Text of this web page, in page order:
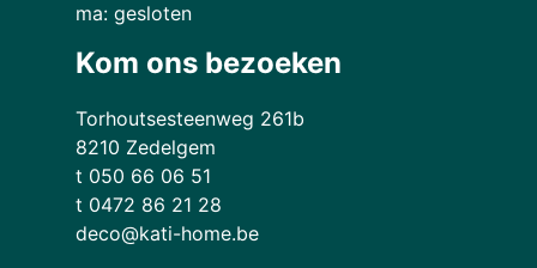
ma: gesloten
Kom ons bezoeken
Torhoutsesteenweg 261b
8210 Zedelgem
t 050 66 06 51
t 0472 86 21 28
deco@kati-home.be